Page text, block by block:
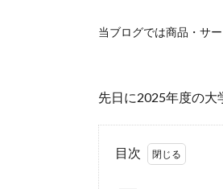
当ブログでは商品・サ
先日に2025年度の大
目次